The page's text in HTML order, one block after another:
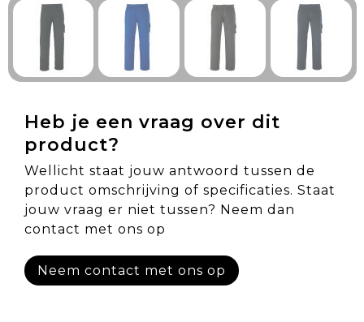
Eten & Drinken
Heb je een vraag over dit
product?
Wellicht staat jouw antwoord tussen de
product omschrijving of specificaties. Staat
jouw vraag er niet tussen? Neem dan
contact met ons op
Neem contact met ons op